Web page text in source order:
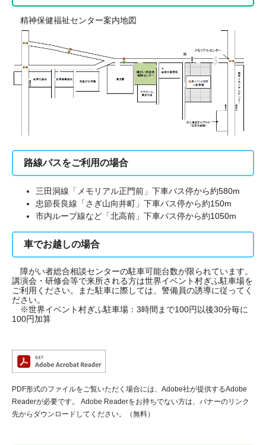
精神保健福祉センター案内地図
路線バスをご利用の場合
三田洞線「メモリアル正門前」下車バス停から約580m
忠節長良線「さぎ山向井町」下車バス停から約150m
市内ループ線など「北高前」下車バス停から約1050m
車でお越しの場合
障がい者総合相談センターの駐車可能台数が限られています。
講演会・研修会等で来所される方は世界イベント村ぎふ駐車場を
ご利用ください。また駐車に際しては、警備員の誘導に従ってく
ださい。
※世界イベント村ぎふ駐車場：3時間まで100円以後30分毎に
100円加算
PDF形式のファイルをご覧いただく場合には、Adobe社が提供するAdobe
Readerが必要です。
Adobe Readerをお持ちでない方は、バナーのリンク
先からダウンロードしてください。（無料）